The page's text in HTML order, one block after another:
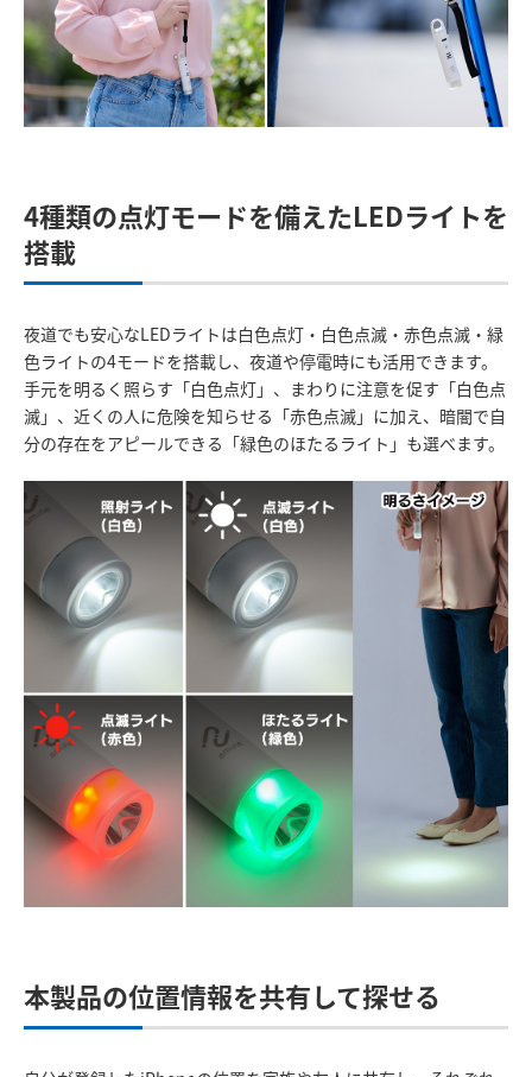
4種類の点灯モードを備えたLEDライトを
搭載
夜道でも安心なLEDライトは白色点灯・白色点滅・赤色点滅・緑
色ライトの4モードを搭載し、夜道や停電時にも活用できます。
手元を明るく照らす「白色点灯」、まわりに注意を促す「白色点
滅」、近くの人に危険を知らせる「赤色点滅」に加え、暗闇で自
分の存在をアピールできる「緑色のほたるライト」も選べます。
本製品の位置情報を共有して探せる